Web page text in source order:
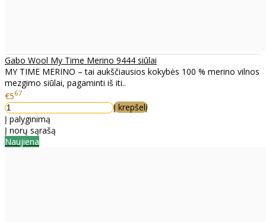
Gabo Wool My Time Merino 9444 siūlai
MY TIME MERINO – tai aukščiausios kokybės 100 % merino vilnos
mezgimo siūlai, pagaminti iš iti..
€567
Į krepšelį
Į palyginimą
Į norų sąrašą
Naujiena